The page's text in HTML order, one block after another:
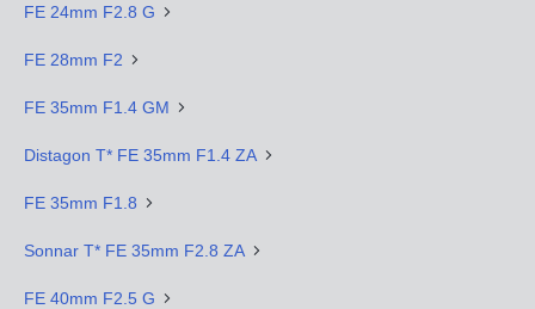
FE 24mm F2.8 G
FE 28mm F2
FE 35mm F1.4 GM
Distagon T* FE 35mm F1.4 ZA
FE 35mm F1.8
Sonnar T* FE 35mm F2.8 ZA
FE 40mm F2.5 G